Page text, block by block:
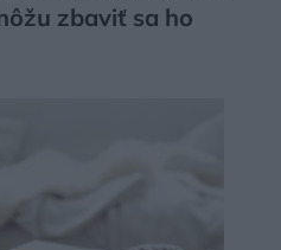
zbaviť sa ho